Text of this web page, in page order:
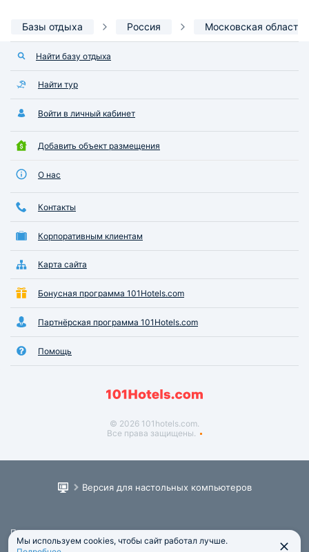
Базы отдыха Россия Московская область
Найти базу отдыха
Найти тур
Войти в личный кабинет
Добавить объект размещения
О нас
Контакты
Корпоративным клиентам
Карта сайта
Бонусная программа 101Hotels.com
Партнёрская программа 101Hotels.com
Помощь
© 2026 101hotels.com.
Все права защищены.
Версия для настольных компьютеров
Пользовательское соглашение
Юридическая информация
Мы используем cookies, чтобы сайт работал лучше.